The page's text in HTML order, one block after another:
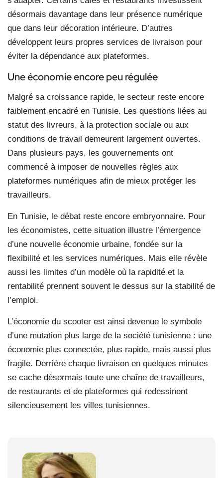
désormais davantage dans leur présence numérique
que dans leur décoration intérieure. D’autres
développent leurs propres services de livraison pour
éviter la dépendance aux plateformes.
Une économie encore peu régulée
Malgré sa croissance rapide, le secteur reste encore
faiblement encadré en Tunisie. Les questions liées au
statut des livreurs, à la protection sociale ou aux
conditions de travail demeurent largement ouvertes.
Dans plusieurs pays, les gouvernements ont
commencé à imposer de nouvelles règles aux
plateformes numériques afin de mieux protéger les
travailleurs.
En Tunisie, le débat reste encore embryonnaire. Pour
les économistes, cette situation illustre l’émergence
d’une nouvelle économie urbaine, fondée sur la
flexibilité et les services numériques. Mais elle révèle
aussi les limites d’un modèle où la rapidité et la
rentabilité prennent souvent le dessus sur la stabilité de
l’emploi.
L’économie du scooter est ainsi devenue le symbole
d’une mutation plus large de la société tunisienne : une
économie plus connectée, plus rapide, mais aussi plus
fragile. Derrière chaque livraison en quelques minutes
se cache désormais toute une chaîne de travailleurs,
de restaurants et de plateformes qui redessinent
silencieusement les villes tunisiennes.